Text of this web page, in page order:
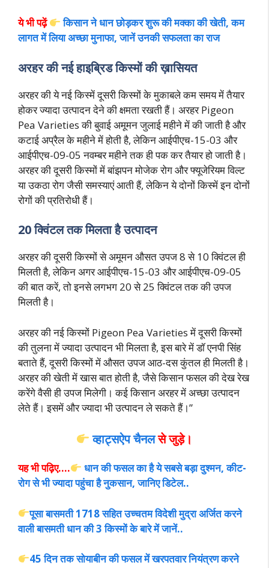
ये भी पढ़ें
किसान ने धान छोड़कर शुरू की मक्का की खेती, कम
लागत में लिया अच्छा मुनाफा, जानें उनकी सफलता का राज
अरहर की नई हाइब्रिड किस्मों की ख़ासियत
अरहर की ये नई किस्में दूसरी किस्मों के मुकाबले कम समय में तैयार
होकर ज्यादा उत्पादन देने की क्षमता रखती हैं। अरहर Pigeon
Pea Varieties की बुवाई अमूमन जुलाई महीने में की जाती है और
कटाई अप्रैल के महीने में होती है, लेकिन आईपीएच-15-03 और
आईपीएच-09-05 नवम्बर महीने तक ही पक कर तैयार हो जाती है।
अरहर की दूसरी किस्मों में बांझपन मोजेक रोग और फ्यूजेरियम विल्ट
या उकठा रोग जैसी समस्याएं आती हैं, लेकिन ये दोनों किस्में इन दोनों
रोगों की प्रतिरोधी हैं।
20 क्विंटल तक मिलता है उत्पादन
अरहर की दूसरी किस्मों से अमूमन औसत उपज 8 से 10 क्विंटल ही
मिलती है, लेकिन अगर आईपीएच-15-03 और आईपीएच-09-05
की बात करें, तो इनसे लगभग 20 से 25 क्विंटल तक की उपज
मिलती है।
अरहर की नई किस्मों Pigeon Pea Varieties में दूसरी किस्मों
की तुलना में ज्यादा उत्पादन भी मिलता है, इस बारे में डॉ एनपी सिंह
बताते हैं, दूसरी किस्मों में औसत उपज आठ-दस कुंतल ही मिलती है।
अरहर की खेती में खास बात होती है, जैसे किसान फसल की देख रेख
करेंगे वैसी ही उपज मिलेगी। कई किसान अरहर में अच्छा उत्पादन
लेते हैं। इसमें और ज्यादा भी उत्पादन लेसकते हैं।”
व्हाट्सऐप चैनलसे जुड़े।
यह भी पढ़िए….
धान की फसल का है ये सबसे बड़ा दुश्मन, कीट-
रोग से भी ज्यादा पहुंचा है नुकसान, जानिए डिटेल..
पूसा बासमती 1718 सहित उच्चतम विदेशी मुद्रा अर्जित करने
वाली बासमती धान की 3 किस्मों के बारे में जानें..
45 दिन तक सोयाबीन की फसल में खरपतवार नियंत्रण करने